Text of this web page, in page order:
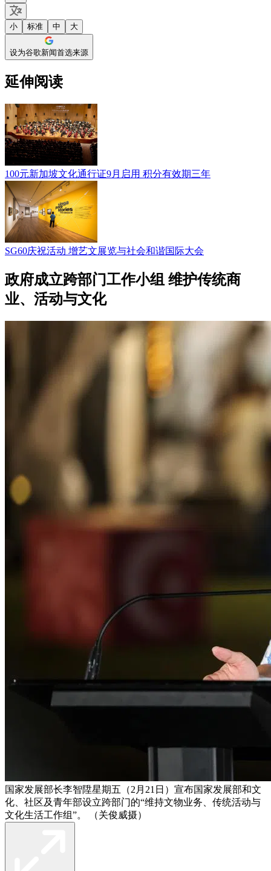
小 标准 中 大
设为谷歌新闻首选来源
延伸阅读
100元新加坡文化通行证9月启用 积分有效期三年
SG60庆祝活动 增艺文展览与社会和谐国际大会
政府成立跨部门工作小组 维护传统商
业、活动与文化
国家发展部长李智陞星期五（2月21日）宣布国家发展部和文
化、社区及青年部设立跨部门的“维持文物业务、传统活动与
文化生活工作组”。 （关俊威摄）